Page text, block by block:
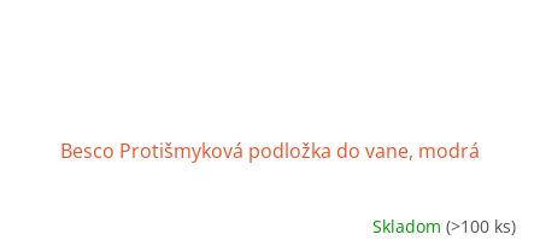
Besco Protišmyková podložka do vane, modrá
Skladom(>100 ks)